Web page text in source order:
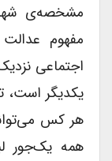
مشخصه‌ی شهر
مفهوم
اجتماعی
یکدیگر است،
هر کس
همه یک‌جور